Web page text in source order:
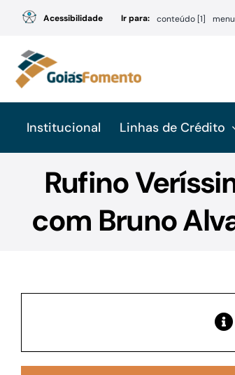
conteúdo
Acessibilidade Ir para: conteúdo [1]
Institucional Linhas de Crédito
Rufino
com Bruno